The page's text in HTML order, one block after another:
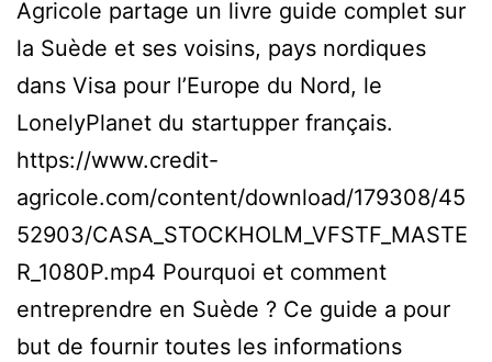
Agricole partage un livre guide complet sur
la Suède et ses voisins, pays nordiques
dans Visa pour l’Europe du Nord, le
LonelyPlanet du startupper français.
https://www.credit-
agricole.com/content/download/179308/45
52903/CASA_STOCKHOLM_VFSTF_MASTE
R_1080P.mp4 Pourquoi et comment
entreprendre en Suède ? Ce guide a pour
but de fournir toutes les informations